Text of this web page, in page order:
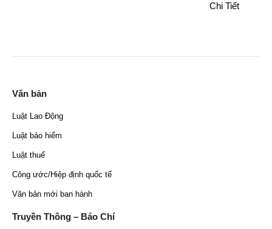
Chi Tiết
Văn bản
Luật Lao Động
Luật bảo hiểm
Luật thuế
Công ước/Hiệp định quốc tế
Văn bản mới ban hành
Truyền Thông – Báo Chí